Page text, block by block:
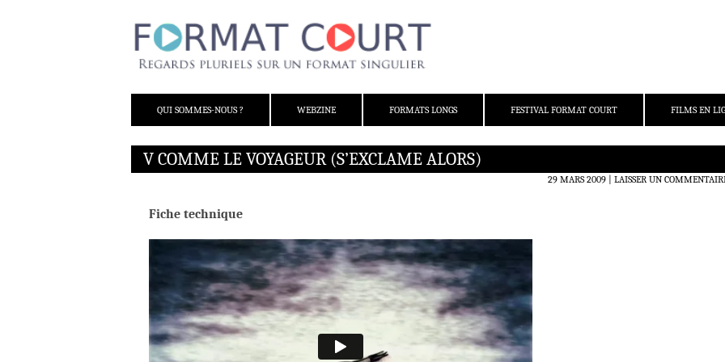
QUI SOMMES-NOUS ?
WEBZINE FORMATS LONGS FESTIVAL FORMAT COURT FILMS EN
V COMME LE VOYAGEUR (S’EXCLAME ALORS)
29 MARS 2009 LAISSER UN
Fiche technique